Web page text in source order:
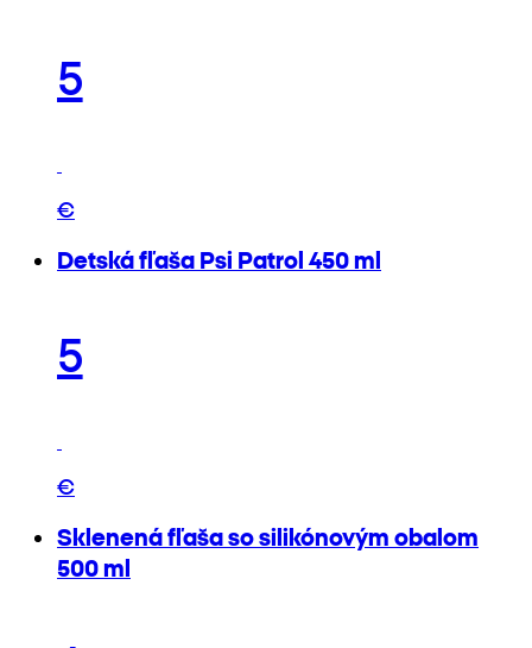
5
€
Detská fľaša Psi Patrol 450 ml
5
€
Sklenená fľaša so silikónovým obalom
500 ml